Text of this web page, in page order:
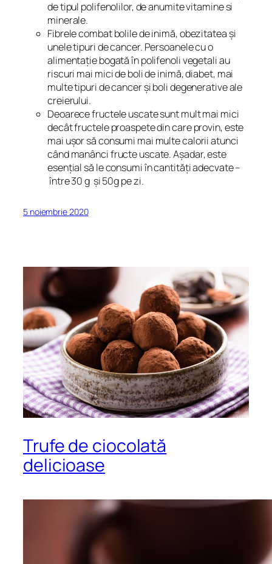
de tipul polifenolilor, de anumite vitamine si
minerale.
Fibrele combat bolile de inimă, obezitatea și
unele tipuri de cancer. Persoanele cu o
alimentație bogată în polifenoli vegetali au
riscuri mai mici de boli de inimă, diabet, mai
multe tipuri de cancer și boli degenerative ale
creierului.
Deoarece fructele uscate sunt mult mai mici
decât fructele proaspete din care provin, este
mai ușor să consumi mai multe calorii atunci
când manânci fructe uscate. Așadar, este
esențial să le consumi în cantități adecvate –
între 30 g și 50g pe zi.
5 noiembrie 2020
Trufe de ciocolată
delicioase